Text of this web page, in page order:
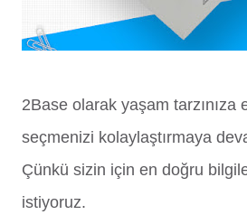
2Base olarak yaşam tarzınıza
seçmenizi kolaylaştırmaya
Çünkü sizin için en doğru
istiyoruz.